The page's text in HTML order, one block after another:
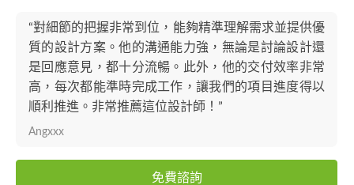
“對細節的把握非常到位，能夠精準理解需求並提供優
質的設計方案。他的溝通能力強，無論是討論設計還
是回應意見，都十分流暢。此外，他的交付效率非常
高，每次都能準時完成工作，讓我們的項目進度得以
順利推進。非常推薦這位設計師！”
Angxxx
免費諮詢